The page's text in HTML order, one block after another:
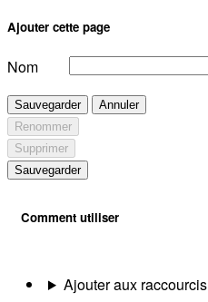
Ajouter cette page
Nom
Sauvegarder
Annuler
Renommer
Supprimer
Sauvegarder
Comment utiliser
Ajouter aux raccourcis